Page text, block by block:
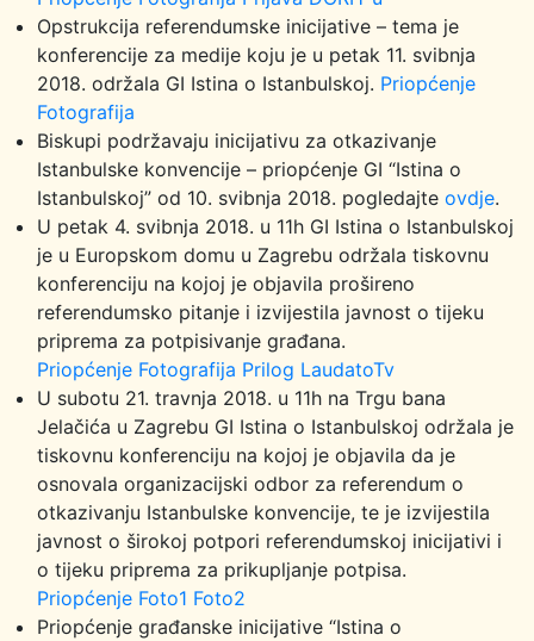
Opstrukcija referendumske inicijative – tema je
konferencije za medije koju je u petak 11. svibnja
2018. održala GI Istina o Istanbulskoj. Priopćenje
Fotografija
Biskupi podržavaju inicijativu za otkazivanje
Istanbulske konvencije – priopćenje GI “Istina o
Istanbulskoj” od 10. svibnja 2018. pogledajte ovdje.
U petak 4. svibnja 2018. u 11h GI Istina o Istanbulskoj
je u Europskom domu u Zagrebu održala tiskovnu
konferenciju na kojoj je objavila prošireno
referendumsko pitanje i izvijestila javnost o tijeku
priprema za potpisivanje građana.
Priopćenje Fotografija Prilog LaudatoTv
U subotu 21. travnja 2018. u 11h na Trgu bana
Jelačića u Zagrebu GI Istina o Istanbulskoj održala je
tiskovnu konferenciju na kojoj je objavila da je
osnovala organizacijski odbor za referendum o
otkazivanju Istanbulske konvencije, te je izvijestila
javnost o širokoj potpori referendumskoj inicijativi i
o tijeku priprema za prikupljanje potpisa.
Priopćenje Foto1 Foto2
Priopćenje građanske inicijative “Istina o